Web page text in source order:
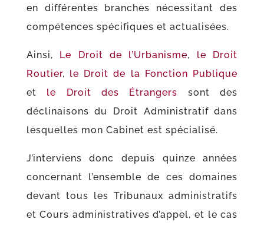
en différentes branches nécessitant des
compétences spécifiques et actualisées.
Ainsi, Le Droit de l’Urbanisme, le Droit
Routier, le Droit de la Fonction Publique
et le Droit des Étrangers sont des
déclinaisons du Droit Administratif dans
lesquelles mon Cabinet est spécialisé.
J’interviens donc depuis quinze années
concernant l’ensemble de ces domaines
devant tous les Tribunaux administratifs
et Cours administratives d’appel, et le cas